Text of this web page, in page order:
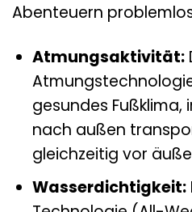
Abenteuern
Atmungsaktivität:
gesundes Fußklima,
nach außen
gleichzeitig vor
Wasserdichtigkeit: